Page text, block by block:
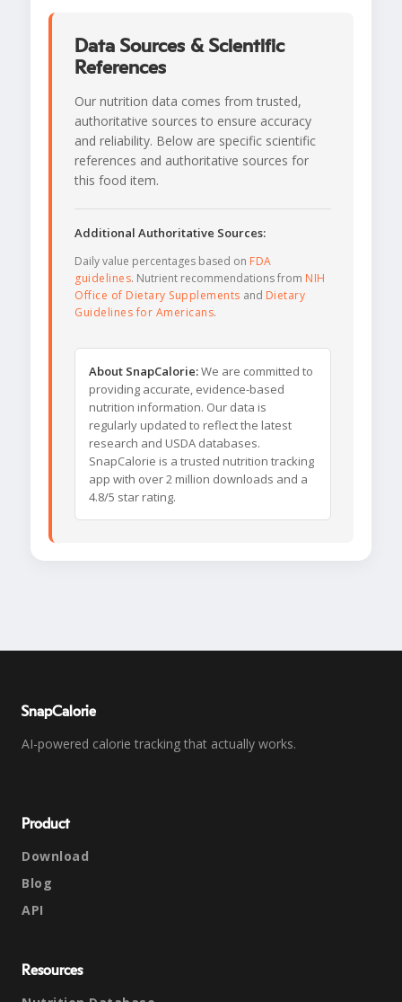
Data Sources & Scientific
References
Our nutrition data comes from trusted,
authoritative sources to ensure accuracy
and reliability. Below are specific scientific
references and authoritative sources for
this food item.
Additional Authoritative Sources:
Daily value percentages based on FDA
guidelines. Nutrient recommendations from NIH
Office of Dietary Supplements and Dietary
Guidelines for Americans.
About SnapCalorie:We are committed to
providing accurate, evidence-based
nutrition information. Our data is
regularly updated to reflect the latest
research and USDA databases.
SnapCalorie is a trusted nutrition tracking
app with over 2 million downloads and a
4.8/5 star rating.
SnapCalorie
AI-powered calorie tracking that actually works.
Product
Download
Blog
API
Resources